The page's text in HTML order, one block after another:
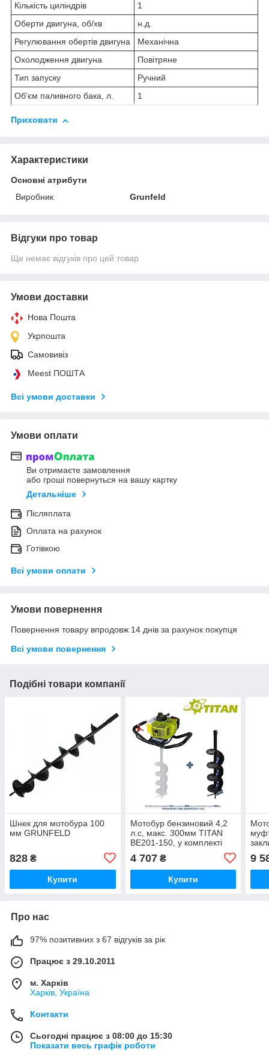
Кількість циліндрів
1
Оберти двигуна, об/хв
н.д.
Регулювання обертів двигуна
Механічна
Охолодження двигуна
Повітряне
Тип запуску
Ручний
Об'єм паливного бака, л.
1
Приховати
Характеристики
Основні атрибути
Виробник
Grunfeld
Відгуки про товар
Ще немає відгуків про цей товар
Умови доставки
Нова Пошта
Укрпошта
Самовивіз
Meest ПОШТА
Всі умови доставки
Умови оплати
Ви отримаєте замовлення
або гроші повернуться на вашу картку
Детальніше
Післяплата
Оплата на рахунок
Готівкою
Всі умови оплати
Умови повернення
Повернення товару впродовж 14 днів за рахунок покупця
Всі умови повернення
Подібні товари компанії
Шнек для мотобура 100
мм GRUNFELD
828 ₴
Купити
Мотобур бензиновий 4,2
л.с, макс. 300мм TITAN
BE201-150, у комплекті
4 707₴
Купити
9
Про нас
97% позитивних з 67 відгуків за рік
Працює з 29.10.2011
м. Харків
Харків, Україна
Контакти
Сьогодні працює з 08:00 до 15:30
Показати весь графік роботи